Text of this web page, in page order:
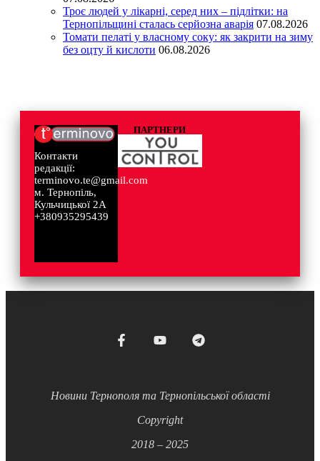
Троє людей у лікарні, серед них – підлітки: на
Тернопільщині сталась серйозна аварія 07.08.2026
Томати пелаті у власному соку: як закрити на зиму
без оцту й кислоти 06.08.2026
Контакти
редакції:
terminovo.te@gmail.com
м. Тернопіль,
Кульчицької 2А
+380935295439
ПАРТНЕРИ
Новини Тернополя та Тернопільської області
Copyright
2018 – 2025